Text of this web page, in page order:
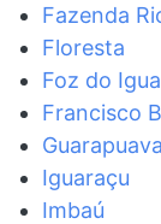
Fazenda
Floresta
Foz do
Francisco
Guarapuava
Iguaraçu
Imbaú